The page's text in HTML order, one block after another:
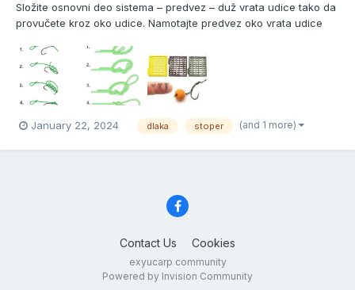
Složite osnovni deo sistema – predvez – duž vrata udice tako da
provučete kroz oko udice. Namotajte predvez oko vrata udice
postupak detaljnije ćemo obraditi uskoro. Vratite predvez nazad
kroz oko udice. Zategnite čvor...
January 22, 2024 dlaka stoper (and 1 more)
Contact Us Cookies
exyucarp community
Powered by Invision Community